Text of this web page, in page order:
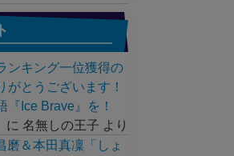
ンキング一位獲得の
がとうございます！
『Ice Brave』を！
に 名無しの王子 より
磨＆本田真凜「しょ